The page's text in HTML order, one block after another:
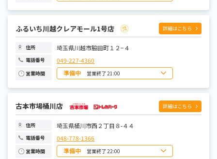
日曜日 10:00~22:00
月曜日
水曜日 10:00~22:00
木曜日 10:00~22:00
金曜日
土曜日 10:00~22:00
ふるいち川越クレアモール1号店 詳細はこちら
住所 埼玉県川越市脇田町１２−４
電話番号 049-227-4360
営業時間 準備中 営業終了 21:00
日曜日 10:00~21:00
月曜日
水曜日
木曜日
金曜日
土曜日 10:00~21:00
古本市場桶川店 詳細はこちら
住所 埼玉県桶川市西２丁目８-４４
電話番号 048-778-1366
営業時間 準備中 営業終了 22:00